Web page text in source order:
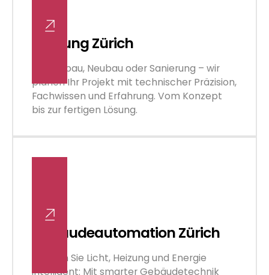
Planung Zürich
Ob Umbau, Neubau oder Sanierung – wir
planen Ihr Projekt mit technischer Präzision,
Fachwissen und Erfahrung. Vom Konzept
bis zur fertigen Lösung.
Gebäude­automation Zürich
Steuern Sie Licht, Heizung und Energie
intelligent: Mit smarter Gebäudetechnik